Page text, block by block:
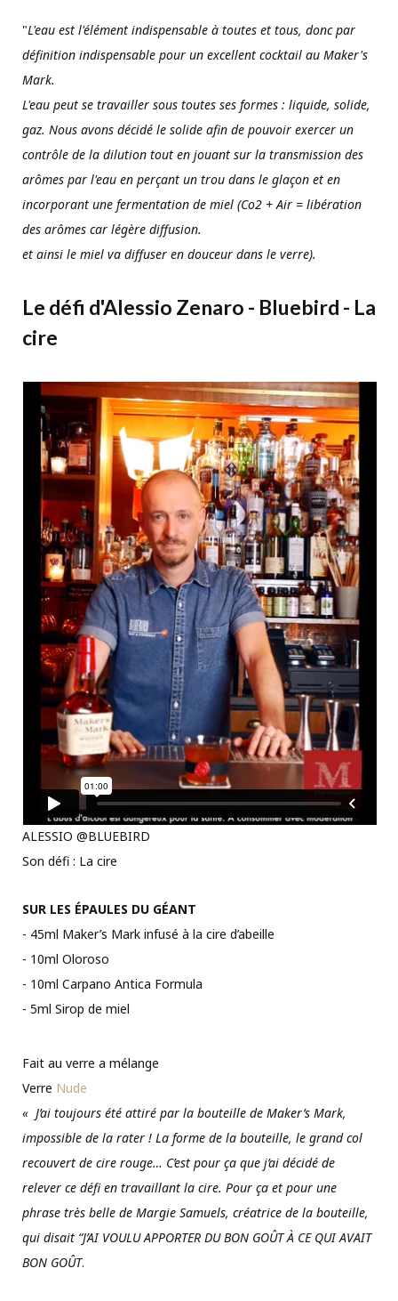
"L'eau est l'élément indispensable à toutes et tous, donc par
définition indispensable pour un excellent cocktail au Maker's
Mark.
L'eau peut se travailler sous toutes ses formes : liquide, solide,
gaz. Nous avons décidé le solide afin de pouvoir exercer un
contrôle de la dilution tout en jouant sur la transmission des
arômes par l'eau en perçant un trou dans le glaçon et en
incorporant une fermentation de miel (Co2 + Air = libération
des arômes car légère diffusion.
et ainsi le miel va diffuser en douceur dans le verre).
Le défi d'Alessio Zenaro - Bluebird - La
cire
ALESSIO @BLUEBIRD
Son défi : La cire
SUR LES ÉPAULES DU GÉANT
- 45ml Maker’s Mark infusé à la cire d’abeille
- 10ml Oloroso
- 10ml Carpano Antica Formula
- 5ml Sirop de miel
Fait au verre a mélange
Verre Nude
« J’ai toujours été attiré par la bouteille de Maker’s Mark,
impossible de la rater ! La forme de la bouteille, le grand col
recouvert de cire rouge… C’est pour ça que j’ai décidé de
relever ce défi en travaillant la cire. Pour ça et pour une
phrase très belle de Margie Samuels, créatrice de la bouteille,
qui disait “J’AI VOULU APPORTER DU BON GOÛT À CE QUI AVAIT
BON GOÛT.